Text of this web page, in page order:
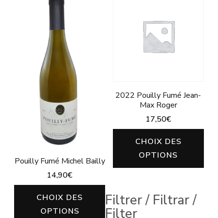
Pouilly Fumé Michel Bailly
14,90€
CHOIX DES
OPTIONS
Ce
produit
2022 Pouilly Fumé Jean-
Max Roger
17,50€
CHOIX DES
OPTIONS
a
Filtrer / Filtrar /
Filter